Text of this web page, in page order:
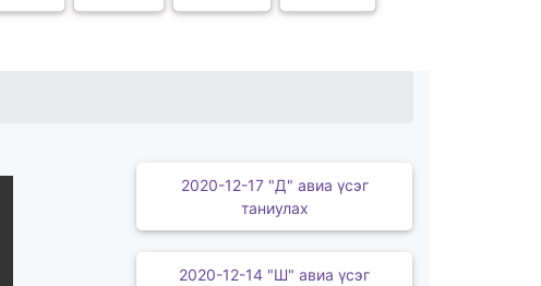
2020-12-17 "Д" авиа үсэг
таниулах
2020-12-14 "Ш" авиа үсэг